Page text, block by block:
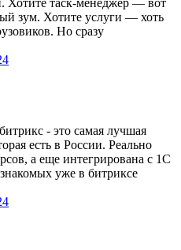
зум. Хотите услуги — хоть
Но сразу
- это самая лучшая
есть в России. Реально
а еще интегрирована с 1С
уже в битриксе